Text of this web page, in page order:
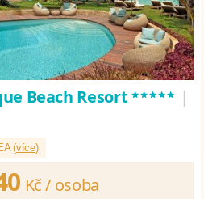
Beach Resort***** |
(více)
Kč / osoba